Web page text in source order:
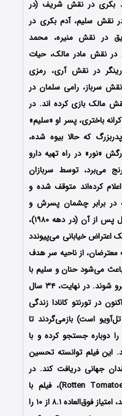
بکری در نقش شریف (در
نقش سلیم، آدم بکری در
در نقش منیره، محمد
در نقش مادر مالک، حیات
در نقش آری، رمزی
سرباز، رامی سلمان در
مالک بازی کرده اند. در
باختری، پسر او «سلیم»
که حالا بیوه شده،
«نور» در راه تهیه دارو
می‌برد، توسط سربازان
کرده‌اند متوقف شده و
در برابر چشمان پسرش و
همسرش به شدت تحقیر شود. ده سال پس از آن (در دهه ۱۹۸۰)،
اعتراض خیابانی می‌پیوندد
معترضان، از ناحیه سر هدف
باعث می‌شود حنان و سلیم با
چالش اخلاقی و روانیِ اهدای عضو روبرو شوند. در نهایت، ۳۴ سال
در تورنتو کانادا زندگی
است) بازمی‌گردند تا
دوباره جستجو کرده و با
این فیلم توانسته تحسین
جهانی دریافت کند. در
وب‌سایت مرجع «راتن تومیتوز» (Rotten Tomatoes)، فیلم با
کسب ۱۰۰٪ آرای مثبت از سوی ۶۱ منتقد، امتیاز فوق‌العاده ۸.۱ از ۱۰ را